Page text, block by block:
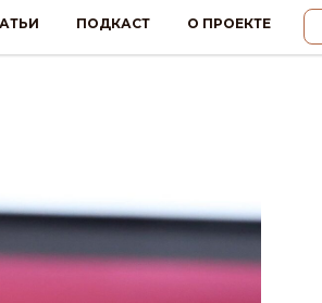
ПОДКАСТ О ПРОЕКТЕ